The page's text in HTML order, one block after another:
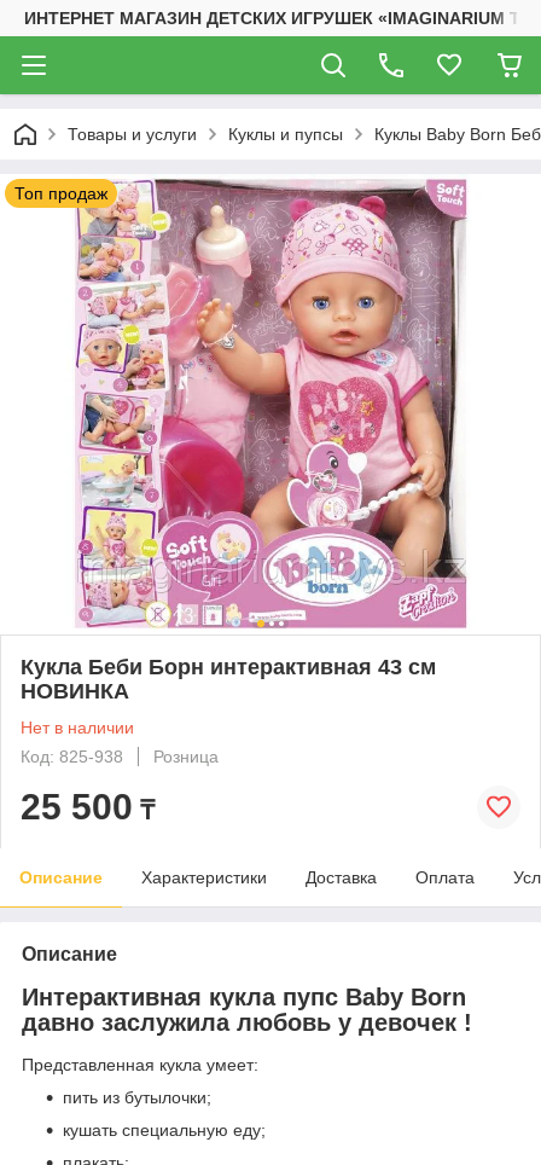
ИНТЕРНЕТ МАГАЗИН ДЕТСКИХ ИГРУШЕК «IMAGINARIUM
Товары и услуги Куклы и пупсы Куклы Baby Born
Топ продаж
Кукла Беби Борн интерактивная 43 см
НОВИНКА
Нет в наличии
Код: 825-938
Розница
25 500 ₸
Описание Характеристики Доставка Оплата
Описание
Интерактивная кукла пупс Baby Born
давно заслужила любовь у девочек !
Представленная кукла умеет:
пить из бутылочки;
кушать специальную еду;